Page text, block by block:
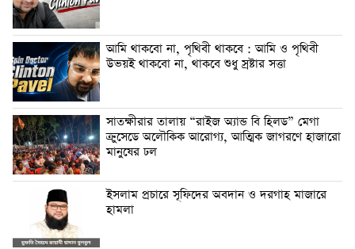
‎আমি থাকবো না, পৃথিবী থাকবে : আমি ও পৃথিবী
উভয়ই থাকবো না, থাকবে শুধু স্রষ্টার সত্তা
সাতক্ষীরার তালায় “রাইজ অ্যান্ড বি হিলড” মেগা
ক্রুসেডে অলৌকিক আরোগ্য, আত্মিক জাগরণে হাজারো
মানুষের ঢল
‎ইসলাম প্রচারে সূফিদের অবদান ও দরগাহ মাজারে
হামলা